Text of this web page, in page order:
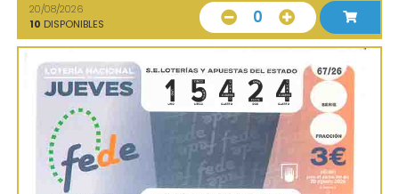
20/08/2026
10 DISPONIBLES 0